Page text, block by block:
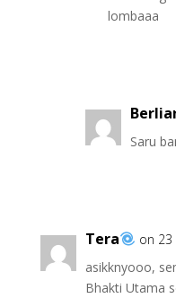
lombaaa
Saru
Tera
on 23
asikknyooo,
Bhakti Utama